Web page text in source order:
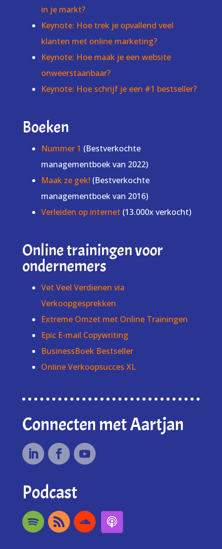
in je markt?
Keynote: Hoe trek je opvallend veel
klanten met online marketing?
Keynote: Hoe maak je een website
onweerstaanbaar?
Keynote: Hoe schrijf je een #1 bestseller?
Boeken
Nummer 1 (Bestverkochte
managementboek van 2022)
Maak ze gek! (Bestverkochte
managementboek van 2016)
Verleiden op internet (13.000x verkocht)
Online trainingen voor
ondernemers
Vet Veel Verdienen via
Verkoopgesprekken
Extreme Omzet met Online Trainingen
Epic E-mail Copywriting
BusinessBoek Bestseller
Online Verkoopsucces XL
Connecten met Aartjan
Podcast